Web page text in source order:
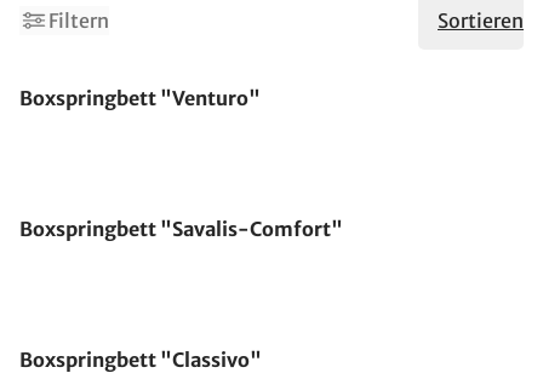
Filtern Sortieren
Boxspringbett "Venturo"
Boxspringbett "Savalis-Comfort"
Boxspringbett "Classivo"